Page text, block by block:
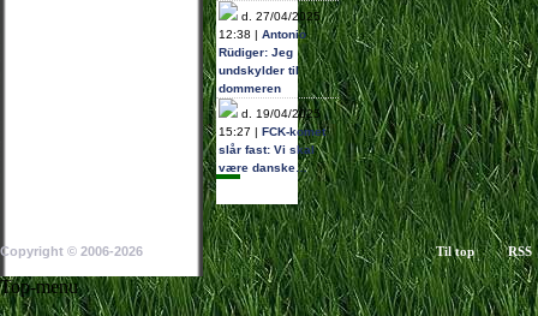
d. 27/04/2025
12:38 | Antonio
Rüdiger: Jeg
undskylder til
dommeren
d. 19/04/2025
15:27 | FCK-komet
slår fast: Vi skal
være danske…
Copyright © 2006-2026 Til top RSS
Top-menu